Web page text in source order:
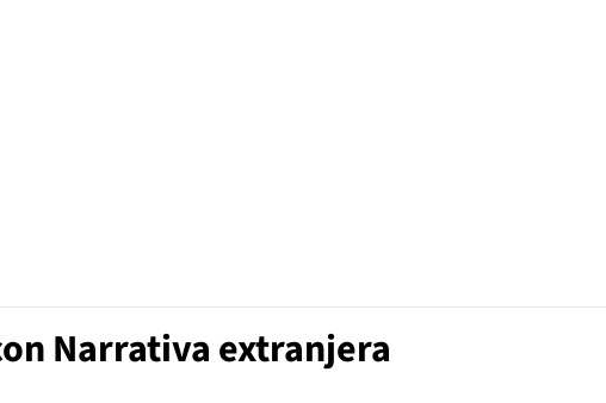
Narrativa extranjera